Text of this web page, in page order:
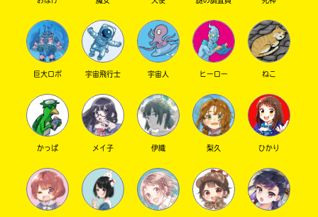
このマチのことを
もっと知りたい
巨大ロボ 宇宙飛行士 宇宙人 ヒーロー ねこ
かっぱ メイ子 伊織 梨久 ひかり